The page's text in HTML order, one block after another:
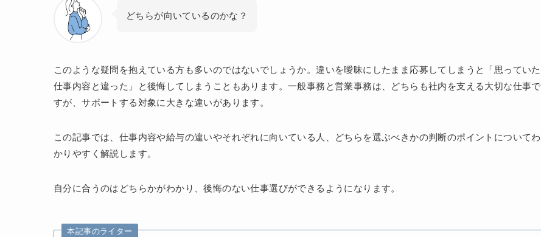
どちらが向いているのかな？
このような疑問を抱えている方も多いのではないでしょうか。違いを曖昧にしたまま応募してしまうと「思っていた
仕事内容と違った」と後悔してしまうこともあります。一般事務と営業事務は、どちらも社内を支える大切な仕事で
すが、サポートする対象に大きな違いがあります。
この記事では、仕事内容や給与の違いやそれぞれに向いている人、どちらを選ぶべきかの判断のポイントについてわ
かりやすく解説します。
自分に合うのはどちらかがわかり、後悔のない仕事選びができるようになります。
本記事のライター